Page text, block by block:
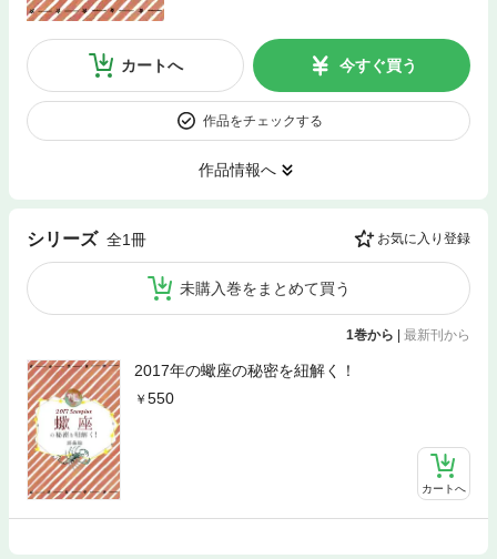
カートへ 今すぐ買う
作品をチェックする
作品情報へ
シリーズ 全1冊 お気に入り登録
未購入巻をまとめて買う
1巻から 最新刊から
2017年の蠍座の秘密を紐解く！
550
カートへ